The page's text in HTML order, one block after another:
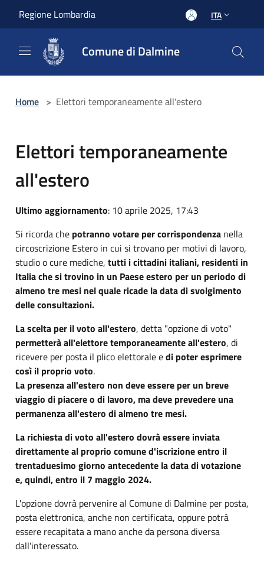
Regione Lombardia ITA
Comune di Dalmine
Home > Elettori temporaneamente all'estero
Elettori temporaneamente
all'estero
Ultimo aggiornamento: 10 aprile 2025, 17:43
Si ricorda che potranno votare per corrispondenza nella
circoscrizione Estero in cui si trovano per motivi di lavoro,
studio o cure mediche, tutti i cittadini italiani, residenti in
Italia che si trovino in un Paese estero per un periodo di
almeno tre mesi nel quale ricade la data di svolgimento
delle consultazioni.
La scelta per il voto all'estero, detta "opzione di voto"
permetterà all'elettore temporaneamente all'estero, di
ricevere per posta il plico elettorale edi poter esprimere
così il proprio voto.
La presenza all'estero non deve essere per un breve
viaggio di piacere o di lavoro, ma deve prevedere una
permanenza all'estero di almeno tre mesi.
La richiesta di voto all'estero dovrà essere inviata
direttamente al proprio comune d'iscrizione entro il
trentaduesimo giorno antecedente la data di votazione
e, quindi, entro il 7 maggio 2024.
L'opzione dovrà pervenire al Comune di Dalmine per posta,
posta elettronica, anche non certificata, oppure potrà
essere recapitata a mano anche da persona diversa
dall'interessato.